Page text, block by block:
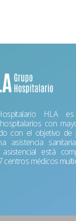
HLA
con
con el objetivo
asistencia
está
centros médicos